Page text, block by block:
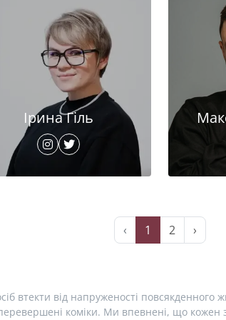
Ірина Гіль
‹ 1 2 ›
втекти від напруженості
коміки. Ми впевнені, що кожен з